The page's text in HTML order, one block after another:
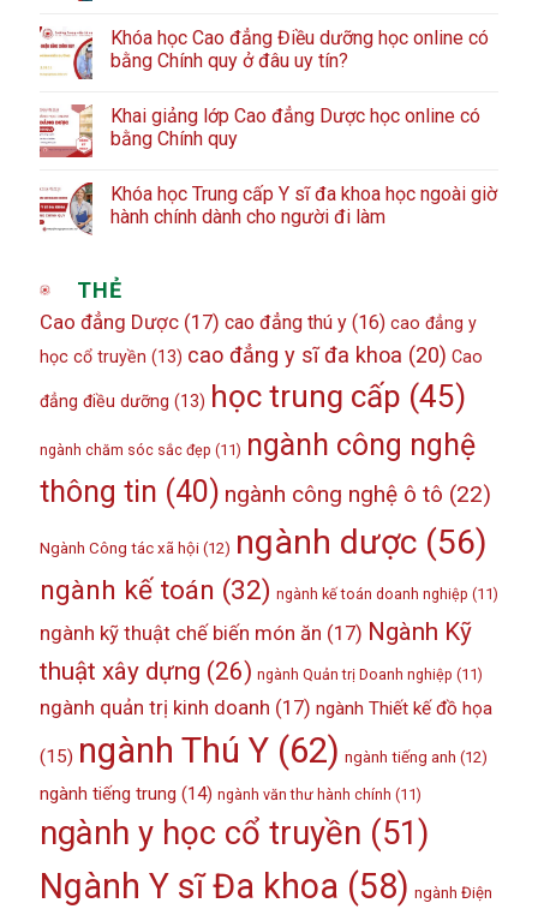
Khóa học Cao đẳng Điều dưỡng học online có
bằng Chính quy ở đâu uy tín?
Khai giảng lớp Cao đẳng Dược học online có
bằng Chính quy
Khóa học Trung cấp Y sĩ đa khoa học ngoài giờ
hành chính dành cho người đi làm
THẺ
Cao đẳng Dược(17) cao đẳng thú y(16) cao đẳng y
học cổ truyền (13) cao đẳng y sĩ đa khoa (20) Cao
đẳng điều dưỡng (13) học trung cấp (45)
ngành chăm sóc sắc đẹp (11) ngành công nghệ
thông tin (40) ngành công nghệ ô tô (22)
Ngành Công tác xã hội(12) ngành dược(56)
ngành kế toán (32) ngành kế toán doanh nghiệp (11)
ngành kỹ thuật chế biến món ăn (17) Ngành Kỹ
thuật xây dựng (26) ngành Quản trị Doanh nghiệp (11)
ngành quản trị kinh doanh (17) ngành Thiết kế đồ họa
(15) ngành Thú Y(62) ngành tiếng anh (12)
ngành tiếng trung (14) ngành văn thư hành chính (11)
ngành y học cổ truyền (51)
Ngành Y sĩ Đa khoa (58) ngành Điện